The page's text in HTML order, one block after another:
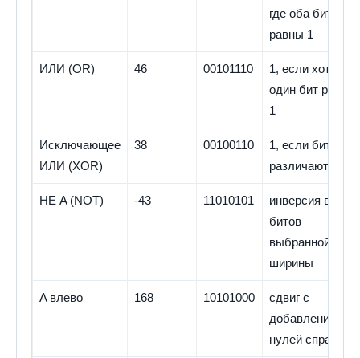
где оба бита
равны 1
ИЛИ (OR) 46 00101110
1, если хотя бы
один бит равен
1
Исключающее
ИЛИ (XOR)
38 00100110
1, если биты
различаются
НЕ A (NOT) -43 11010101
инверсия всех
битов
выбранной
ширины
A влево 168 10101000
сдвиг с
добавлением
нулей справа